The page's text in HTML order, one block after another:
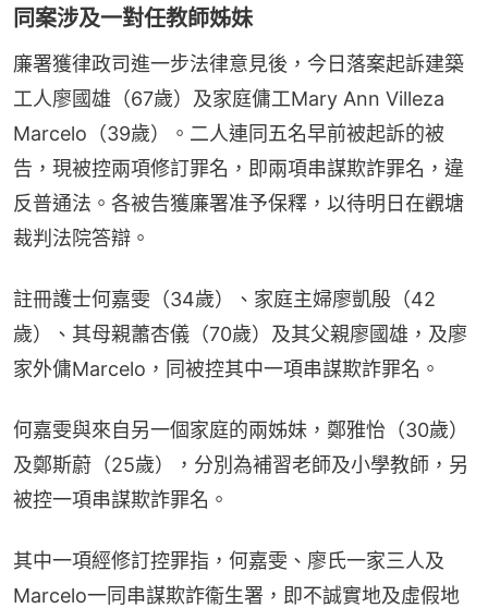
同案涉及一對任教師姊妹
廉署獲律政司進一步法律意見後，今日落案起訴建築
工人廖國雄（67歲）及家庭傭工Mary Ann Villeza
Marcelo（39歲）。二人連同五名早前被起訴的被
告，現被控兩項修訂罪名，即兩項串謀欺詐罪名，違
反普通法。各被告獲廉署准予保釋，以待明日在觀塘
裁判法院答辯。
註冊護士何嘉雯（34歲）、家庭主婦廖凱殷（42
歲）、其母親蕭杏儀（70歲）及其父親廖國雄，及廖
家外傭Marcelo，同被控其中一項串謀欺詐罪名。
何嘉雯與來自另一個家庭的兩姊妹，鄭雅怡（30歲）
及鄭斯蔚（25歲），分別為補習老師及小學教師，另
被控一項串謀欺詐罪名。
其中一項經修訂控罪指，何嘉雯、廖氏一家三人及
Marcelo一同串謀欺詐衞生署，即不誠實地及虛假地